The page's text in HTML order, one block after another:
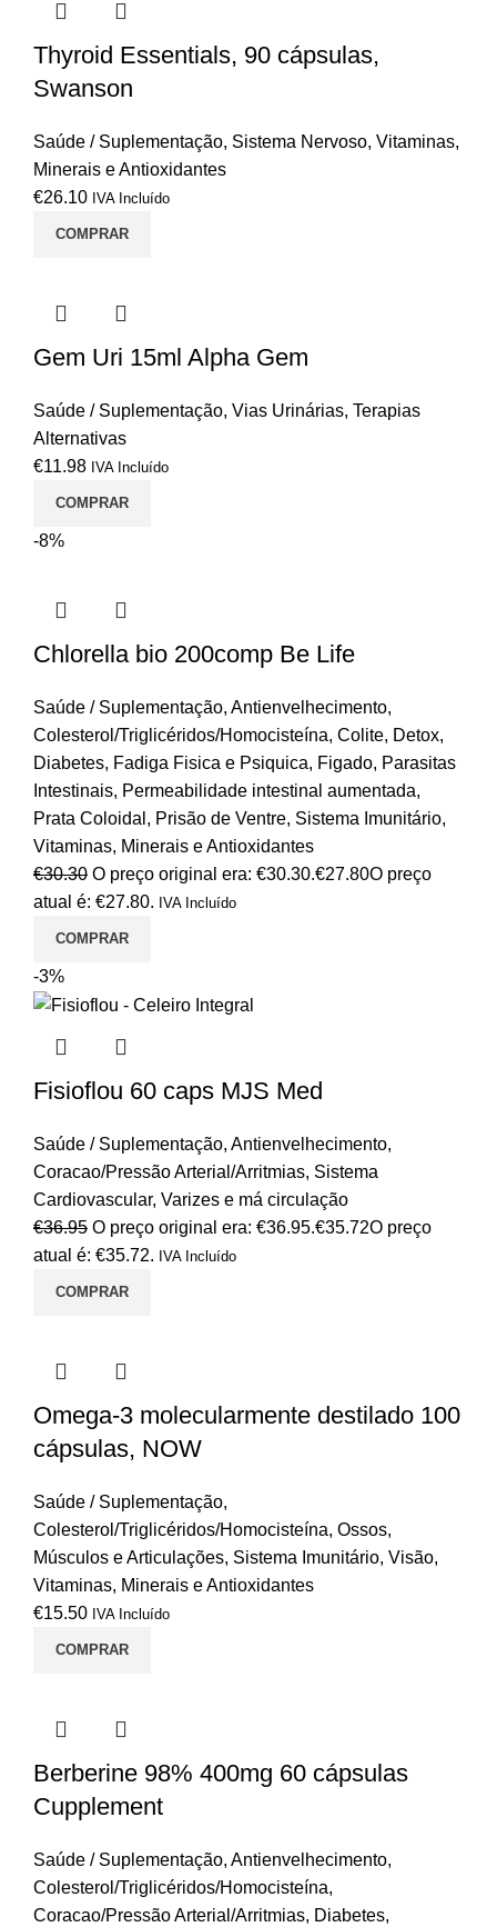
Thyroid Essentials, 90 cápsulas,
Swanson
Saúde / Suplementação, Sistema Nervoso, Vitaminas,
Minerais e Antioxidantes
€26.10 IVA Incluído
COMPRAR
Gem Uri 15ml Alpha Gem
Saúde / Suplementação, Vias Urinárias, Terapias
Alternativas
€11.98 IVA Incluído
COMPRAR
-8%
Chlorella bio 200comp Be Life
Saúde / Suplementação, Antienvelhecimento,
Colesterol/Triglicéridos/Homocisteína, Colite, Detox,
Diabetes, Fadiga Fisica e Psiquica, Figado, Parasitas
Intestinais, Permeabilidade intestinal aumentada,
Prata Coloidal , Prisão de Ventre, Sistema Imunitário,
Vitaminas, Minerais e Antioxidantes
€30.30 O preço original era: €30.30.€27.80O preço
atual é: €27.80. IVA Incluído
COMPRAR
-3%
Fisioflou 60 caps MJS Med
Saúde / Suplementação, Antienvelhecimento,
Coracao/Pressão Arterial/Arritmias, Sistema
Cardiovascular, Varizes e má circulação
€36.95 O preço original era: €36.95.€35.72O preço
atual é: €35.72. IVA Incluído
COMPRAR
Omega-3 molecularmente destilado 100
cápsulas, NOW
Saúde / Suplementação,
Colesterol/Triglicéridos/Homocisteína, Ossos,
Músculos e Articulações, Sistema Imunitário, Visão,
Vitaminas, Minerais e Antioxidantes
€15.50 IVA Incluído
COMPRAR
Berberine 98% 400mg 60 cápsulas
Cupplement
Saúde / Suplementação, Antienvelhecimento,
Colesterol/Triglicéridos/Homocisteína,
Coracao/Pressão Arterial/Arritmias, Diabetes,